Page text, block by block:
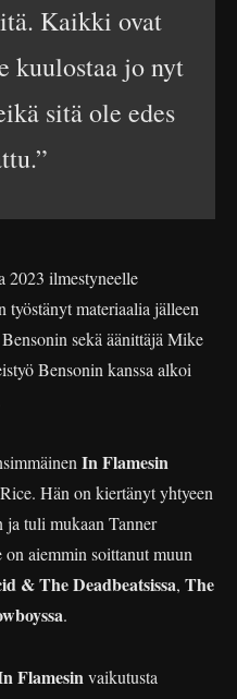
Kaikki ovat
kuulostaa jo nyt
sitä ole edes
2023 ilmestyneelle
työstänyt materiaalia jälleen
sekä äänittäjä Mike
Bensonin kanssa alkoi
In Flamesin
Hän on kiertänyt yhtyeen
ja tuli mukaan Tanner
aiemmin soittanut muun
& The Deadbeatsissa, The
.
Flamesin vaikutusta